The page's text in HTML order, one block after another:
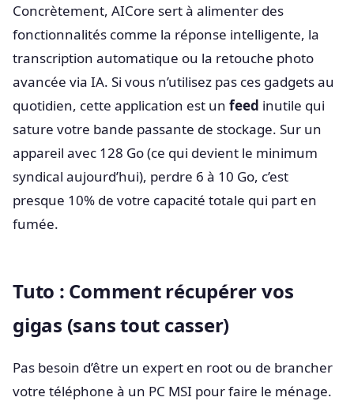
Concrètement, AICore sert à alimenter des
fonctionnalités comme la réponse intelligente, la
transcription automatique ou la retouche photo
avancée via IA. Si vous n’utilisez pas ces gadgets au
quotidien, cette application est un feed inutile qui
sature votre bande passante de stockage. Sur un
appareil avec 128 Go (ce qui devient le minimum
syndical aujourd’hui), perdre 6 à 10 Go, c’est
presque 10% de votre capacité totale qui part en
fumée.
Tuto : Comment récupérer vos
gigas (sans tout casser)
Pas besoin d’être un expert en root ou de brancher
votre téléphone à un PC MSI pour faire le ménage.